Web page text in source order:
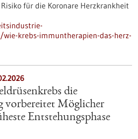
für die Koronare Herzkrankheit
krebs-immuntherapien-das-herz-
die
vorbereitet Möglicher
Entstehungsphase